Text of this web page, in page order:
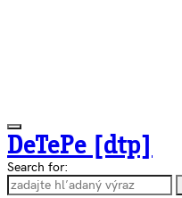
DeTePe [dtp]
ČLÁNKY
Search for: